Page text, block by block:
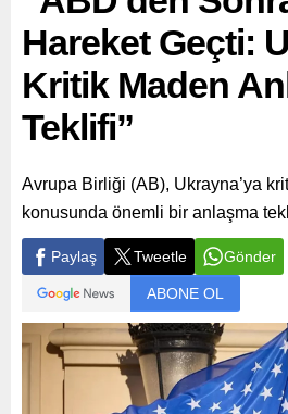
Hareket Geçti:
Kritik Maden
Teklifi”
Avrupa Birliği (AB), Ukrayna’ya
konusunda önemli bir anlaşma
Paylaş Tweetle Gönder
ABONE OL